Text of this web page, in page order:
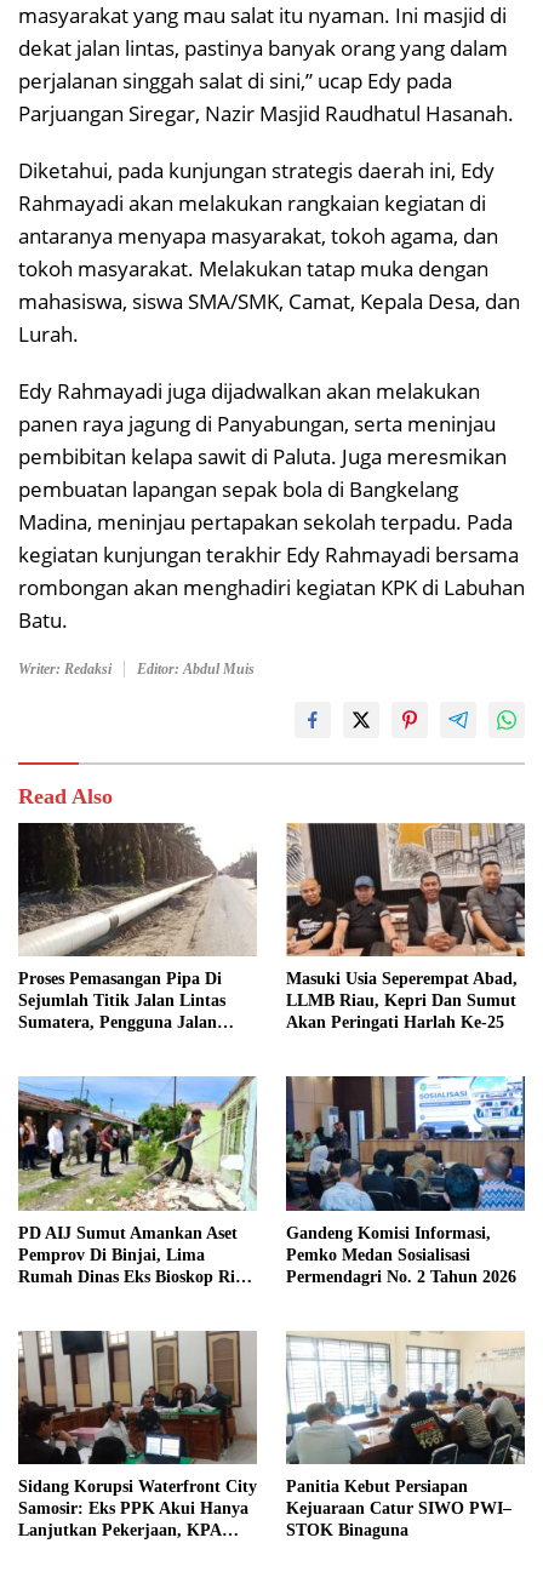
masyarakat yang mau salat itu nyaman. Ini masjid di
dekat jalan lintas, pastinya banyak orang yang dalam
perjalanan singgah salat di sini,” ucap Edy pada
Parjuangan Siregar, Nazir Masjid Raudhatul Hasanah.
Diketahui, pada kunjungan strategis daerah ini, Edy
Rahmayadi akan melakukan rangkaian kegiatan di
antaranya menyapa masyarakat, tokoh agama, dan
tokoh masyarakat. Melakukan tatap muka dengan
mahasiswa, siswa SMA/SMK, Camat, Kepala Desa, dan
Lurah.
Edy Rahmayadi juga dijadwalkan akan melakukan
panen raya jagung di Panyabungan, serta meninjau
pembibitan kelapa sawit di Paluta. Juga meresmikan
pembuatan lapangan sepak bola di Bangkelang
Madina, meninjau pertapakan sekolah terpadu. Pada
kegiatan kunjungan terakhir Edy Rahmayadi bersama
rombongan akan menghadiri kegiatan KPK di Labuhan
Batu.
Writer: Redaksi Editor: Abdul Muis
Read Also
Proses Pemasangan Pipa Di
Sejumlah Titik Jalan Lintas
Sumatera, Pengguna Jalan
Masuki Usia Seperempat Abad,
LLMB Riau, Kepri Dan Sumut
Akan Peringati Harlah Ke-25
PD AIJ Sumut Amankan Aset
Pemprov Di Binjai, Lima
Rumah Dinas Eks Bioskop Ria
Gandeng Komisi Informasi,
Pemko Medan Sosialisasi
Permendagri No. 2 Tahun 2026
Sidang Korupsi Waterfront City
Samosir: Eks PPK Akui Hanya
Lanjutkan Pekerjaan, KPA
Panitia Kebut Persiapan
Kejuaraan Catur SIWO PWI–
STOK Binaguna